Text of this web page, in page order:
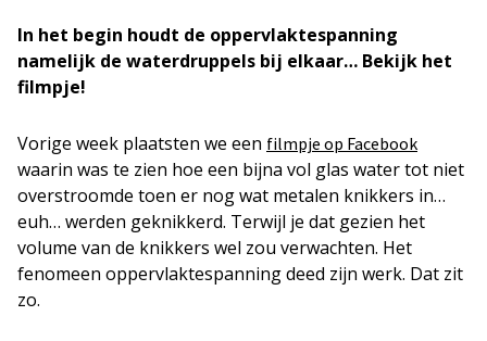
In het begin houdt de oppervlaktespanning
namelijk de waterdruppels bij elkaar… Bekijk het
filmpje!
Vorige week plaatsten we een filmpje op Facebook
waarin was te zien hoe een bijna vol glas water tot niet
overstroomde toen er nog wat metalen knikkers in…
euh… werden geknikkerd. Terwijl je dat gezien het
volume van de knikkers wel zou verwachten. Het
fenomeen oppervlaktespanning deed zijn werk. Dat zit
zo.